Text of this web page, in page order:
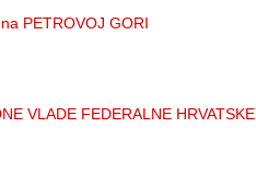
PETROVOJ GORI
VLADE FEDERALNE HRVATSKE